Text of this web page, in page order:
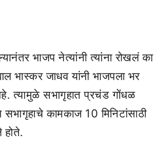
भाजप नेत्यांनी त्यांना रोखलं का
भास्कर जाधव यांनी भाजपला भर
त्यामुळे सभागृहात प्रचंड गोंधळ
कामकाज 10 मिनिटांसाठी